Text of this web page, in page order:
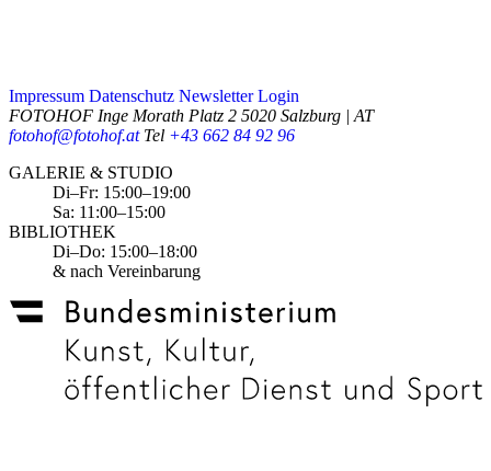
Impressum Datenschutz Newsletter Login
FOTOHOF Inge Morath Platz 2 5020 Salzburg | AT
fotohof@fotohof.at Tel +43 662 84 92 96
Opening Hours
GALERIE & STUDIO
Di–Fr: 15:00–19:00
Sa: 11:00–15:00
BIBLIOTHEK
Di–Do: 15:00–18:00
& nach Vereinbarung